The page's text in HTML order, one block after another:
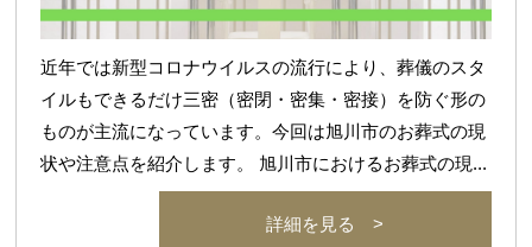
近年では新型コロナウイルスの流行により、葬儀のスタ
イルもできるだけ三密（密閉・密集・密接）を防ぐ形の
ものが主流になっています。今回は旭川市のお葬式の現
状や注意点を紹介します。 旭川市におけるお葬式の現...
詳細を見る >